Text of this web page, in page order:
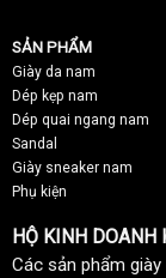
SẢN PHẨM
Giày da nam
Dép kẹp nam
Dép quai ngang nam
Sandal
Giày sneaker nam
Phụ kiện
HỘ KINH DOANH
Các sản phẩm giày